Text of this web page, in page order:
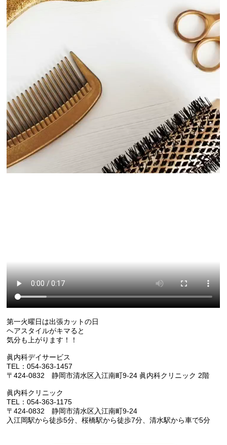
第一火曜日は出張カットの日
ヘアスタイルがキマると
気分も上がります！！
眞内科デイサービス
TEL：054-363-1457
〒424-0832 静岡市清水区入江南町9-24 眞内科クリニック 2階
眞内科クリニック
TEL：054-363-1175
〒424-0832 静岡市清水区入江南町9-24
入江岡駅から徒歩5分、桜橋駅から徒歩7分、清水駅から車で5分